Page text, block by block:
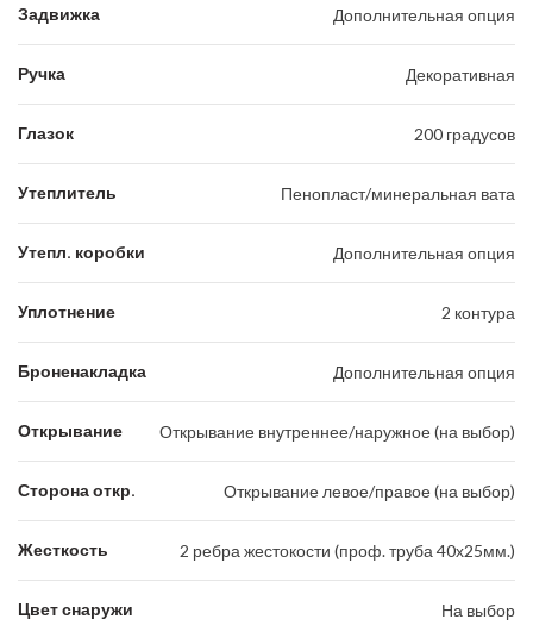
Задвижка Дополнительная опция
Ручка Декоративная
Глазок 200 градусов
Утеплитель Пенопласт/минеральная вата
Утепл. коробки Дополнительная опция
Уплотнение 2 контура
Броненакладка Дополнительная опция
Открывание Открывание внутреннее/наружное (на выбор)
Сторона откр. Открывание левое/правое (на выбор)
Жесткость 2 ребра жестокости (проф. труба 40х25мм.)
Цвет снаружи На выбор